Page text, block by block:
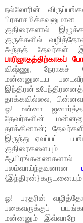
நல்லோரின்
பிரகாசமிக்கவனுமான
குதிரைகளால்
குருக்களில்
அந்தத் தேவர்கள்
பாரிஜாதத்திற்காகப்
விஷ்ணு, நேராகச்
மன்னனுடைய
இந்திரன்
தாக்கவில்லை,
ஓ! மன்னா,
தேவர்களின்
தாக்கினான்;
இருந்து ஏவப்பட்ட
பலம்வாய்ந்தவனான
{இந்திரன்}
ஓ! பரதரின்
பகைவருக்குப்
மன்னனும் இவ்வாறே